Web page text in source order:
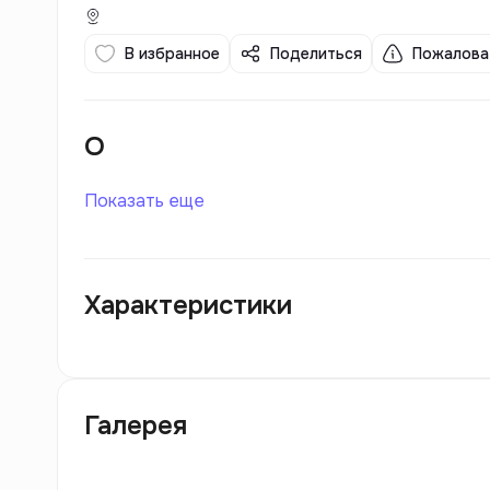
В избранное Поделиться
О
Показать еще
Характеристики
Галерея